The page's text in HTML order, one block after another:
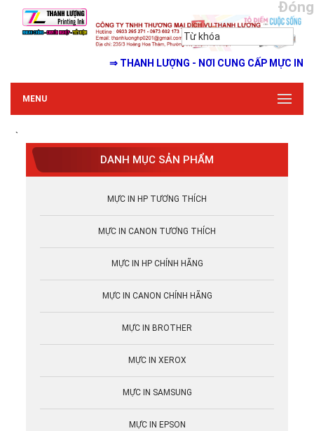
Đóng
⇒ THANH LƯỢNG - NƠI CUNG CẤP MỰC IN
MENU
`
DANH MỤC SẢN PHẨM
MỰC IN HP TƯƠNG THÍCH
MỰC IN CANON TƯƠNG THÍCH
MỰC IN HP CHÍNH HÃNG
MỰC IN CANON CHÍNH HÃNG
MỰC IN BROTHER
MỰC IN XEROX
MỰC IN SAMSUNG
MỰC IN EPSON